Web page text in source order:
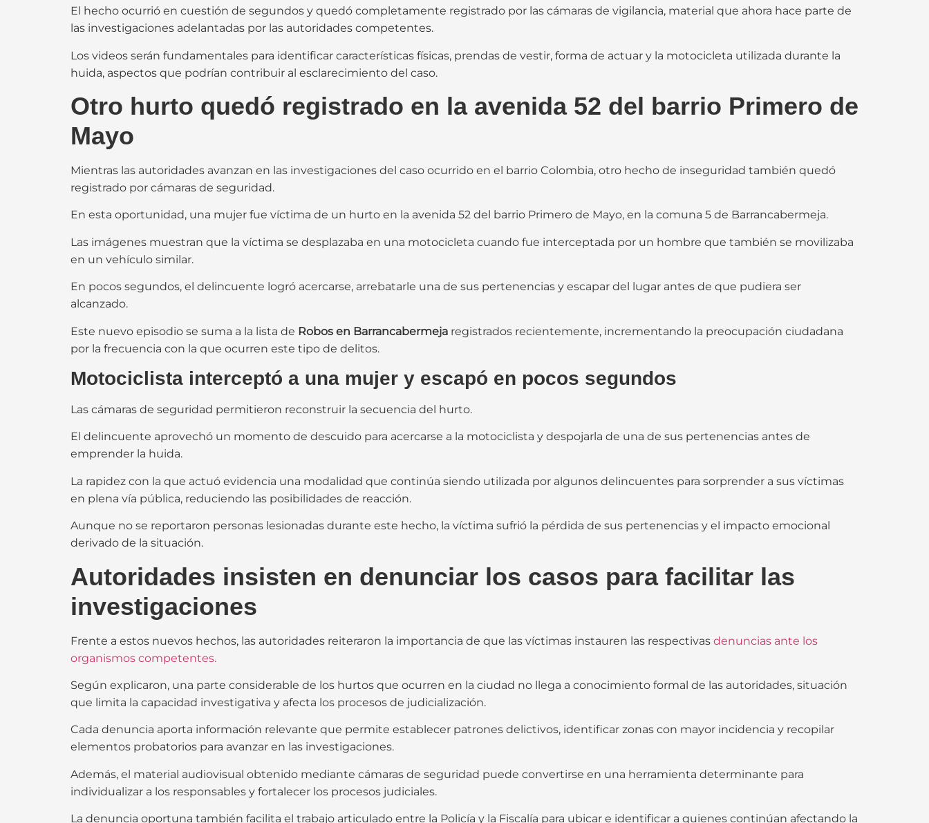
El hecho ocurrió en cuestión de segundos y quedó completamente registrado por las cámaras de vigilancia, material que ahora hace parte de
las investigaciones adelantadas por las autoridades competentes.
Los videos serán fundamentales para identificar características físicas, prendas de vestir, forma de actuar y la motocicleta utilizada durante la
huida, aspectos que podrían contribuir al esclarecimiento del caso.
Otro hurto quedó registrado en la avenida 52 del barrio Primero de
Mayo
Mientras las autoridades avanzan en las investigaciones del caso ocurrido en el barrio Colombia, otro hecho de inseguridad también quedó
registrado por cámaras de seguridad.
En esta oportunidad, una mujer fue víctima de un hurto en la avenida 52 del barrio Primero de Mayo, en la comuna 5 de Barrancabermeja.
Las imágenes muestran que la víctima se desplazaba en una motocicleta cuando fue interceptada por un hombre que también se movilizaba
en un vehículo similar.
En pocos segundos, el delincuente logró acercarse, arrebatarle una de sus pertenencias y escapar del lugar antes de que pudiera ser
alcanzado.
Este nuevo episodio se suma a la lista de Robos en Barrancabermeja registrados recientemente, incrementando la preocupación ciudadana
por la frecuencia con la que ocurren este tipo de delitos.
Motociclista interceptó a una mujer y escapó en pocos segundos
Las cámaras de seguridad permitieron reconstruir la secuencia del hurto.
El delincuente aprovechó un momento de descuido para acercarse a la motociclista y despojarla de una de sus pertenencias antes de
emprender la huida.
La rapidez con la que actuó evidencia una modalidad que continúa siendo utilizada por algunos delincuentes para sorprender a sus víctimas
en plena vía pública, reduciendo las posibilidades de reacción.
Aunque no se reportaron personas lesionadas durante este hecho, la víctima sufrió la pérdida de sus pertenencias y el impacto emocional
derivado de la situación.
Autoridades insisten en denunciar los casos para facilitar las
investigaciones
Frente a estos nuevos hechos, las autoridades reiteraron la importancia de que las víctimas instauren las respectivas denuncias ante los
organismos competentes.
Según explicaron, una parte considerable de los hurtos que ocurren en la ciudad no llega a conocimiento formal de las autoridades, situación
que limita la capacidad investigativa y afecta los procesos de judicialización.
Cada denuncia aporta información relevante que permite establecer patrones delictivos, identificar zonas con mayor incidencia y recopilar
elementos probatorios para avanzar en las investigaciones.
Además, el material audiovisual obtenido mediante cámaras de seguridad puede convertirse en una herramienta determinante para
individualizar a los responsables y fortalecer los procesos judiciales.
La denuncia oportuna también facilita el trabajo articulado entre la Policía y la Fiscalía para ubicar e identificar a quienes continúan afectando la